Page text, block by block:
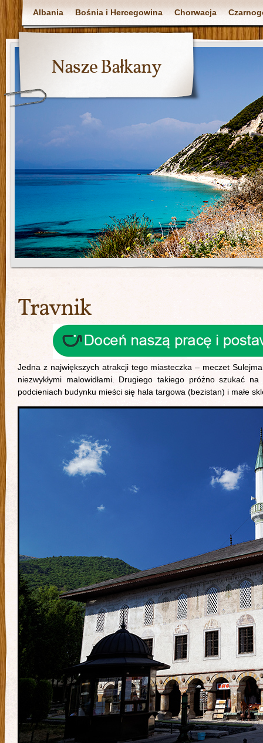
Albania Bośnia i Hercegowina Chorwacja
Nasze Bałkany
Travnik
Jedna z największych atrakcji tego miasteczka – meczet
niezwykłymi malowidłami. Drugiego takiego próżno szukać
podcieniach budynku mieści się hala targowa (bezistan) i małe